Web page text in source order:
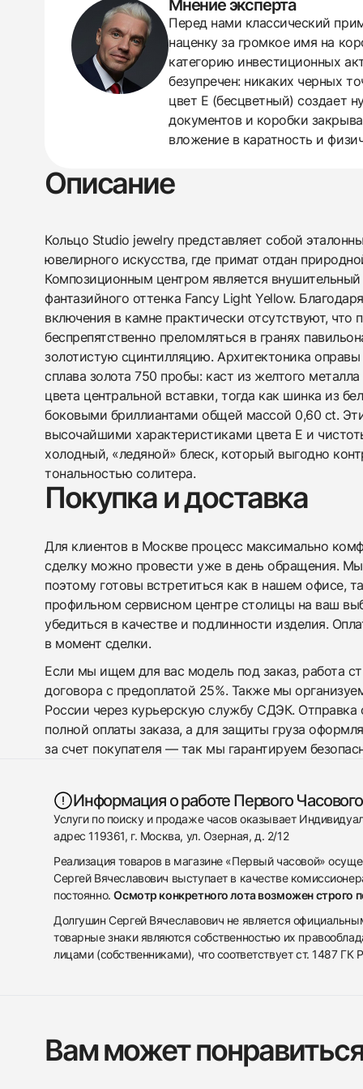
438
285
145
142
205
204
195
150
6
Мнение эксперта
Перед нами классический
наценку за громкое имя на
категорию инвестиционных
безупречен: никаких черных
цвет E (бесцветный) создает
документов и коробки
вложение в каратность и
Описание
Кольцо Studio jewelry представляет собой
ювелирного искусства, где примат отдан
Композиционным центром является внушительный
фантазийного оттенка Fancy Light Yellow.
включения в камне практически отсутствуют, что
беспрепятственно преломляться в гранях
золотистую сцинтилляцию. Архитектоника
сплава золота 750 пробы: каст из желтого
цвета центральной вставки, тогда как шинка из
боковыми бриллиантами общей массой 0,60 ct.
высочайшими характеристиками цвета E и
холодный, «ледяной» блеск, который выгодно
тональностью солитера.
Покупка и доставка
Для клиентов в Москве процесс максимально
сделку можно провести уже в день обращения.
поэтому готовы встретиться как в нашем офисе,
профильном сервисном центре столицы на ваш
убедиться в качестве и подлинности изделия.
в момент сделки.
Если мы ищем для вас модель под заказ, работа
договора с предоплатой 25%. Также мы
России через курьерскую службу СДЭК. Отправка
полной оплаты заказа, а для защиты груза
за счет покупателя — так мы гарантируем
Информация о работе Первого Часового
Услуги по поиску и продаже часов оказывает
адрес 119361, г. Москва, ул. Озерная, д. 2/12
Реализация товаров в магазине «Первый часовой»
Сергей Вячеславович выступает в качестве
постоянно.Осмотр конкретного лота возможен строго
Долгушин Сергей Вячеславович не является
товарные знаки являются собственностью их
лицами (собственниками), что соответствует ст. 1487
Вам может